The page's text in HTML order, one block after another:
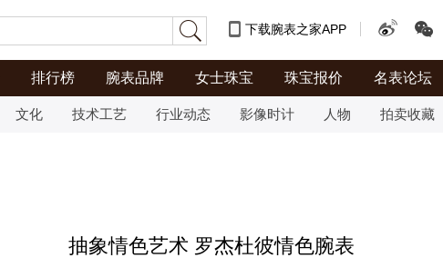
下载腕表之家APP
排行榜 腕表品牌 女士珠宝 珠宝报价 名表论坛
文化 技术工艺 行业动态 影像时计 人物 拍卖收藏
抽象情色艺术 罗杰杜彼情色腕表